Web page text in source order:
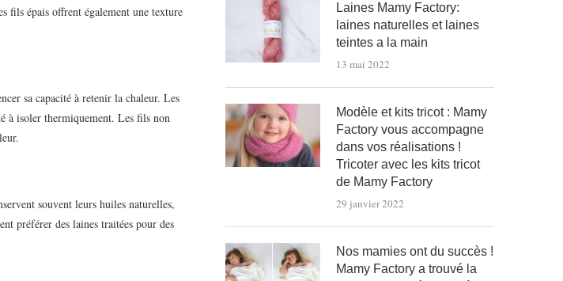
fils épais offrent également une texture
sa capacité à retenir la chaleur. Les
à isoler thermiquement. Les fils non
souvent leurs huiles naturelles,
préférer des laines traitées pour des
Laines Mamy Factory:
laines naturelles et laines
teintes a la main
13 mai 2022
Modèle et kits tricot : Mamy
Factory vous accompagne
dans vos réalisations !
Tricoter avec les kits tricot
de Mamy Factory
29 janvier 2022
Nos mamies ont du succès !
Mamy Factory a trouvé la